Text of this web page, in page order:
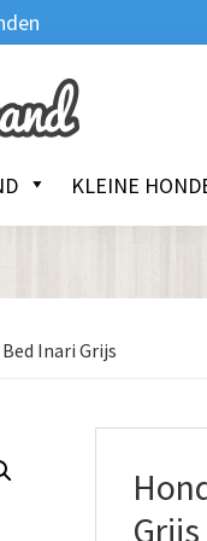
KLEINE
Inari Grijs
Grijs